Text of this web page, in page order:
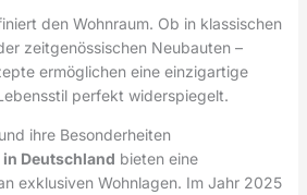
den Wohnraum. Ob in klassischen
zeitgenössischen Neubauten –
ermöglichen eine einzigartige
perfekt widerspiegelt.
ihre Besonderheiten
Deutschland bieten eine
exklusiven Wohnlagen. Im Jahr 2025